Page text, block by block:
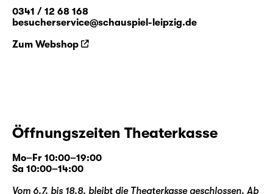
0341 / 12 68 168
besucherservice@schauspiel-leipzig.de
Zum Webshop
Öffnungszeiten Theaterkasse
Mo–Fr 10:00–19:00
Sa 10:00–14:00
Vom 6.7. bis 18.8. bleibt die Theaterkasse geschlossen. Ab